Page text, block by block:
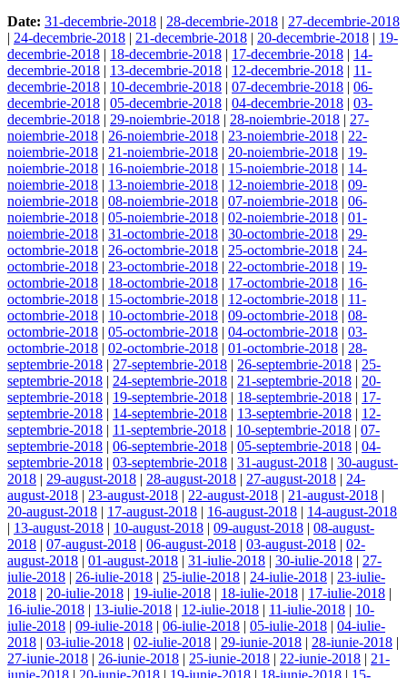
Date: 31-decembrie-2018 | 28-decembrie-2018 | 27-decembrie-2018
| 24-decembrie-2018 | 21-decembrie-2018 | 20-decembrie-2018 | 19-
decembrie-2018 | 18-decembrie-2018 | 17-decembrie-2018 | 14-
decembrie-2018 | 13-decembrie-2018 | 12-decembrie-2018 | 11-
decembrie-2018 | 10-decembrie-2018 | 07-decembrie-2018 | 06-
decembrie-2018 | 05-decembrie-2018 | 04-decembrie-2018 | 03-
decembrie-2018 | 29-noiembrie-2018 | 28-noiembrie-2018 | 27-
noiembrie-2018 | 26-noiembrie-2018 | 23-noiembrie-2018 | 22-
noiembrie-2018 | 21-noiembrie-2018 | 20-noiembrie-2018 | 19-
noiembrie-2018 | 16-noiembrie-2018 | 15-noiembrie-2018 | 14-
noiembrie-2018 | 13-noiembrie-2018 | 12-noiembrie-2018 | 09-
noiembrie-2018 | 08-noiembrie-2018 | 07-noiembrie-2018 | 06-
noiembrie-2018 | 05-noiembrie-2018 | 02-noiembrie-2018 | 01-
noiembrie-2018 | 31-octombrie-2018 | 30-octombrie-2018 | 29-
octombrie-2018 | 26-octombrie-2018 | 25-octombrie-2018 | 24-
octombrie-2018 | 23-octombrie-2018 | 22-octombrie-2018 | 19-
octombrie-2018 | 18-octombrie-2018 | 17-octombrie-2018 | 16-
octombrie-2018 | 15-octombrie-2018 | 12-octombrie-2018 | 11-
octombrie-2018 | 10-octombrie-2018 | 09-octombrie-2018 | 08-
octombrie-2018 | 05-octombrie-2018 | 04-octombrie-2018 | 03-
octombrie-2018 | 02-octombrie-2018 | 01-octombrie-2018 | 28-
septembrie-2018 | 27-septembrie-2018 | 26-septembrie-2018 | 25-
septembrie-2018 | 24-septembrie-2018 | 21-septembrie-2018 | 20-
septembrie-2018 | 19-septembrie-2018 | 18-septembrie-2018 | 17-
septembrie-2018 | 14-septembrie-2018 | 13-septembrie-2018 | 12-
septembrie-2018 | 11-septembrie-2018 | 10-septembrie-2018 | 07-
septembrie-2018 | 06-septembrie-2018 | 05-septembrie-2018 | 04-
septembrie-2018 | 03-septembrie-2018 | 31-august-2018 | 30-august-
2018 | 29-august-2018 | 28-august-2018 | 27-august-2018 | 24-
august-2018 | 23-august-2018 | 22-august-2018 | 21-august-2018 |
20-august-2018 | 17-august-2018 | 16-august-2018 | 14-august-2018
| 13-august-2018 | 10-august-2018 | 09-august-2018 | 08-august-
2018 | 07-august-2018 | 06-august-2018 | 03-august-2018 | 02-
august-2018 | 01-august-2018 | 31-iulie-2018 | 30-iulie-2018 | 27-
iulie-2018 | 26-iulie-2018 | 25-iulie-2018 | 24-iulie-2018 | 23-iulie-
2018 | 20-iulie-2018 | 19-iulie-2018 | 18-iulie-2018 | 17-iulie-2018 |
16-iulie-2018 | 13-iulie-2018 | 12-iulie-2018 | 11-iulie-2018 | 10-
iulie-2018 | 09-iulie-2018 | 06-iulie-2018 | 05-iulie-2018 | 04-iulie-
2018 | 03-iulie-2018 | 02-iulie-2018 | 29-iunie-2018 | 28-iunie-2018 |
27-iunie-2018 | 26-iunie-2018 | 25-iunie-2018 | 22-iunie-2018 | 21-